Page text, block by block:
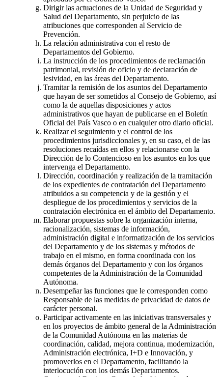
Dirigir las actuaciones de la Unidad de Seguridad y
Salud del Departamento, sin perjuicio de las
atribuciones que corresponden al Servicio de
Prevención.
La relación administrativa con el resto de
Departamentos del Gobierno.
La instrucción de los procedimientos de reclamación
patrimonial, revisión de oficio y de declaración de
lesividad, en las áreas del Departamento.
Tramitar la remisión de los asuntos del Departamento
que hayan de ser sometidos al Consejo de Gobierno, así
como la de aquellas disposiciones y actos
administrativos que hayan de publicarse en el Boletín
Oficial del País Vasco o en cualquier otro diario oficial.
Realizar el seguimiento y el control de los
procedimientos jurisdiccionales y, en su caso, el de las
resoluciones recaídas en ellos y relacionarse con la
Dirección de lo Contencioso en los asuntos en los que
intervenga el Departamento.
Dirección, coordinación y realización de la tramitación
de los expedientes de contratación del Departamento
atribuidos a su competencia y de la gestión y el
despliegue de los procedimientos y servicios de la
contratación electrónica en el ámbito del Departamento.
Elaborar propuestas sobre la organización interna,
racionalización, sistemas de información,
administración digital e informatización de los servicios
del Departamento y de los sistemas y métodos de
trabajo en el mismo, en forma coordinada con los
demás órganos del Departamento y con los órganos
competentes de la Administración de la Comunidad
Autónoma.
Desempeñar las funciones que le corresponden como
Responsable de las medidas de privacidad de datos de
carácter personal.
Participar activamente en las iniciativas transversales y
en los proyectos de ámbito general de la Administración
de la Comunidad Autónoma en las materias de
coordinación, calidad, mejora continua, modernización,
Administración electrónica, I+D e Innovación, y
promoverlos en el Departamento, facilitando la
interlocución con los demás Departamentos.